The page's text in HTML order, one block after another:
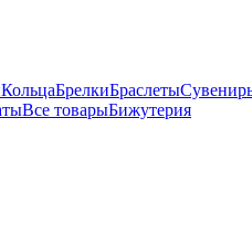
КольцаБрелкиБраслеты
Все товарыБижутерия